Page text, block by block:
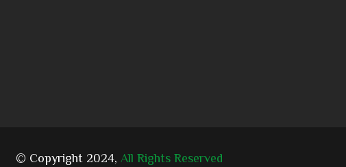
© Copyright 2024, All Rights Reserved